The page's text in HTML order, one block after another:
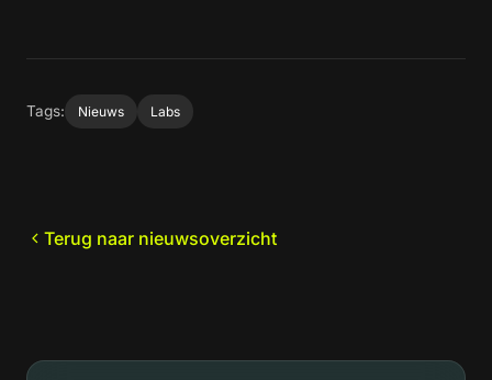
Tags: Nieuws Labs
Terug naar nieuwsoverzicht